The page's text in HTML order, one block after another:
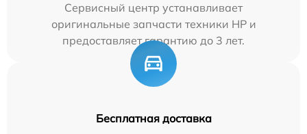
Сервисный центр устанавливает
оригинальные запчасти техники HP и
предоставляет гарантию до 3 лет.
Бесплатная доставка